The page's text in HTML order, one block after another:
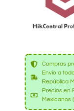
Compras
Envío a
República
Precios en
Mexicanos